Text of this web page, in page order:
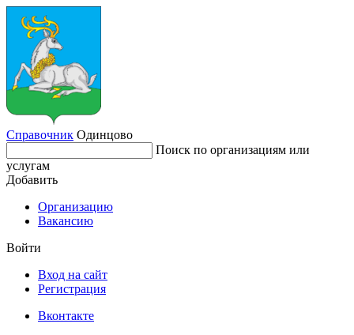
Справочник Одинцово
Поиск по организациям или
услугам
Добавить
Организацию
Вакансию
Войти
Вход на сайт
Регистрация
Вконтакте